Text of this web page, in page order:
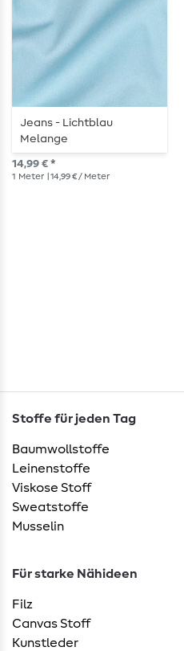
Jeans - Lichtblau
Melange
14,99 € *
1 Meter | 14,99 € / Meter
Stoffe für jeden Tag
Baumwollstoffe
Leinenstoffe
Viskose Stoff
Sweatstoffe
Musselin
Für starke Nähideen
Filz
Canvas Stoff
Kunstleder